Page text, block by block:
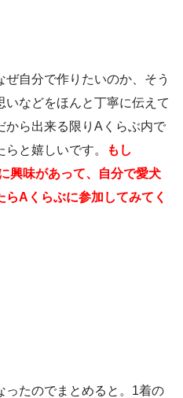
自分で作りたいのか、そう
などをほんと丁寧に伝えて
から出来る限りAくらぶ内で
と嬉しいです。
もし
興味があって、自分で愛犬
Aくらぶに参加してみてく
ったのでまとめると。1着の